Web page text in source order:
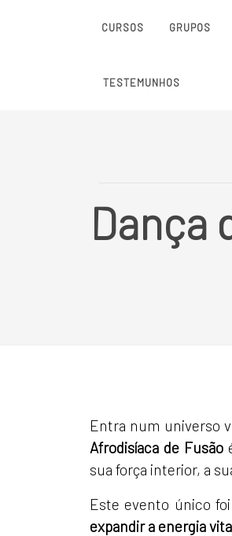
CURSOS GRUPOS
TESTEMUNHOS
Dança
Entra num universo
Afrodisíaca de Fusão
sua força interior, a
Este evento único
expandir a energia